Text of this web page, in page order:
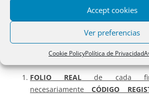
Accept cookies
Ver preferencias
Cookie PolicyPolítica de Privacidad
FINCA REGISTRAL y EL CATASTRO.
:nos centraremos
gráfica, pues el resto se analiza en
entrar en ella, destacar:
FOLIO REAL de cada
necesariamenteCÓDIGO